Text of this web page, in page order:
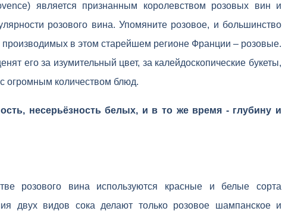
является признанным королевством розовых вин и
розового вина. Упомяните розовое, и большинство
в этом старейшем регионе Франции – розовые.
его за изумительный цвет, за калейдоскопические букеты,
огромным количеством блюд.
несерьёзность белых, и в то же время - глубину и
розового вина используются красные и белые сорта
двух видов сока делают только розовое шампанское и